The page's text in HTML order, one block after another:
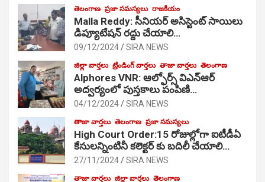
తెలంగాణ ప్రజా సమస్యలు రాజకీయం
Malla Reddy: సీనియర్ అసిస్టెంట్ సాయిలు
డిప్యూటేషన్ రద్దు చేయాలి…
09/12/2024 SIRA NEWS
జిల్లా వార్తలు ట్రేండింగ్ వార్తలు తాజా వార్తలు తెలంగాణ
Alphores VNR: ఆల్ఫోర్స్ విఎన్ఆర్
అద్వర్యంలో పుస్తకాలు పంపిణి…
04/12/2024 SIRA NEWS
తాజా వార్తలు తెలంగాణ ప్రజా సమస్యలు
High Court Order:15 రోజుల్లోగా ఐటీడీఏ
కేసులన్నింటినీ కలెక్టర్ కు బదిలీ చేయాలి…
27/11/2024 SIRA NEWS
తాజా వార్తలు జిల్లా వార్తలు తెలంగాణ